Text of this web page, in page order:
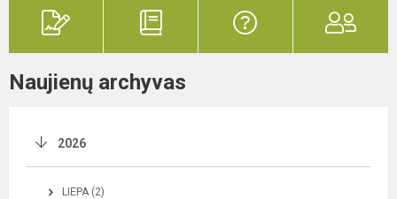
Naujienų archyvas
2026
LIEPA (2)